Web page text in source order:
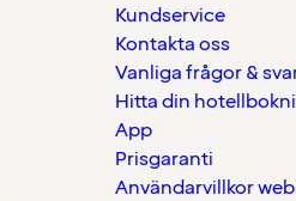
Kundservice
Kontakta oss
Vanliga frågor &
Hitta din
App
Prisgaranti
Användarvillkor